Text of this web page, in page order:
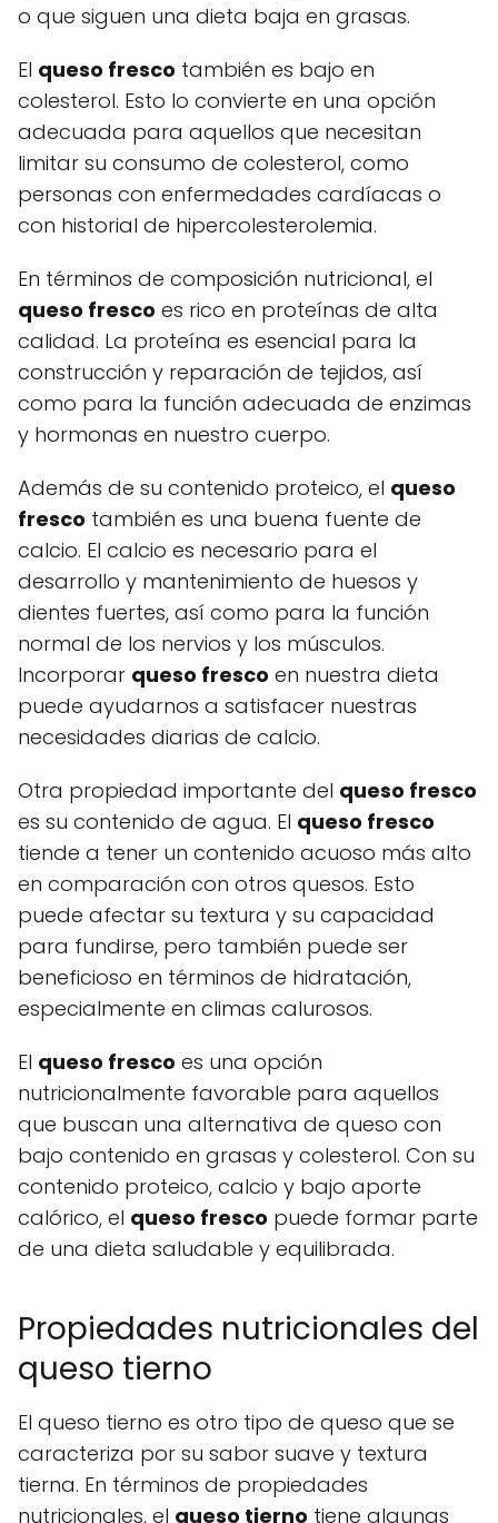
o que siguen una dieta baja en grasas.
El queso fresco también es bajo en
colesterol. Esto lo convierte en una opción
adecuada para aquellos que necesitan
limitar su consumo de colesterol, como
personas con enfermedades cardíacas o
con historial de hipercolesterolemia.
En términos de composición nutricional, el
queso fresco es rico en proteínas de alta
calidad. La proteína es esencial para la
construcción y reparación de tejidos, así
como para la función adecuada de enzimas
y hormonas en nuestro cuerpo.
Además de su contenido proteico, el queso
fresco también es una buena fuente de
calcio. El calcio es necesario para el
desarrollo y mantenimiento de huesos y
dientes fuertes, así como para la función
normal de los nervios y los músculos.
Incorporar queso fresco en nuestra dieta
puede ayudarnos a satisfacer nuestras
necesidades diarias de calcio.
Otra propiedad importante del queso fresco
es su contenido de agua. El queso fresco
tiende a tener un contenido acuoso más alto
en comparación con otros quesos. Esto
puede afectar su textura y su capacidad
para fundirse, pero también puede ser
beneficioso en términos de hidratación,
especialmente en climas calurosos.
El queso fresco es una opción
nutricionalmente favorable para aquellos
que buscan una alternativa de queso con
bajo contenido en grasas y colesterol. Con su
contenido proteico, calcio y bajo aporte
calórico, el queso fresco puede formar parte
de una dieta saludable y equilibrada.
Propiedades nutricionales del
queso tierno
El queso tierno es otro tipo de queso que se
caracteriza por su sabor suave y textura
tierna. En términos de propiedades
nutricionales, el queso tierno tiene algunas